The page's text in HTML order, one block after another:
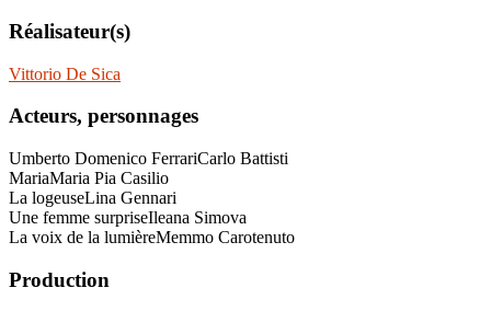
Réalisateur(s)
Vittorio De Sica
Acteurs, personnages
Umberto Domenico FerrariCarlo Battisti
MariaMaria Pia Casilio
La logeuseLina Gennari
Une femme surpriseIleana Simova
La voix de la lumièreMemmo Carotenuto
Production